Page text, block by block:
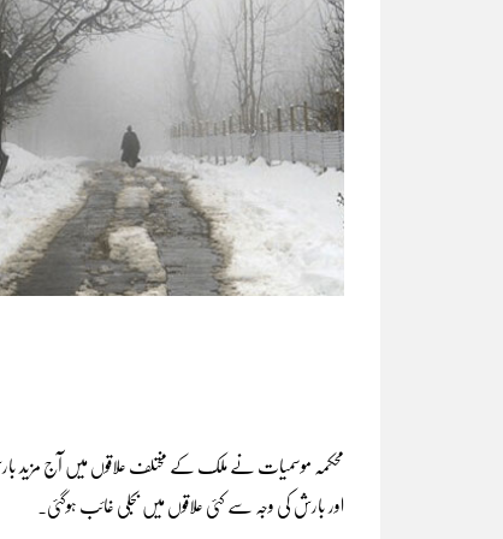
محکمہ موسمیات نے ملک کے مختلف علاقوں میں آج مزید
اور بارش کی وجہ سے کئی علاقوں میں بجلی غائب ہوگئی۔